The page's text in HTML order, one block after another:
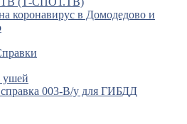
коронавирус в Домодедово и
ушей
003-В/у для ГИБДД